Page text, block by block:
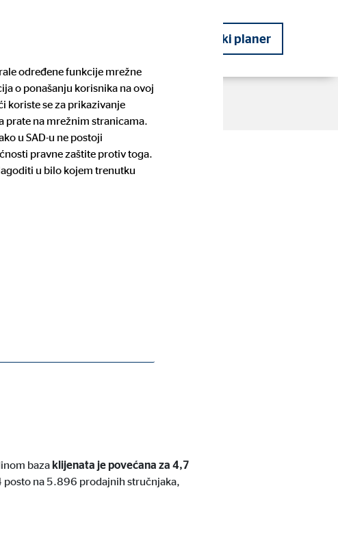
Postanite financijski planer
OVB Priče
Planiranje budućnosti
Pronađite kontakt osobu i prijavite
se
Stambeno potrošačko kreditiranje
rast
bazaklijenata je povećana za 4,7
posto na 5.896 prodajnih stručnjaka,
određene funkcije mrežne
o ponašanju korisnika na ovoj
koriste se za prikazivanje
prate na mrežnim stranicama.
u SAD-u ne postoji
pravne zaštite protiv toga.
u bilo kojem trenutku